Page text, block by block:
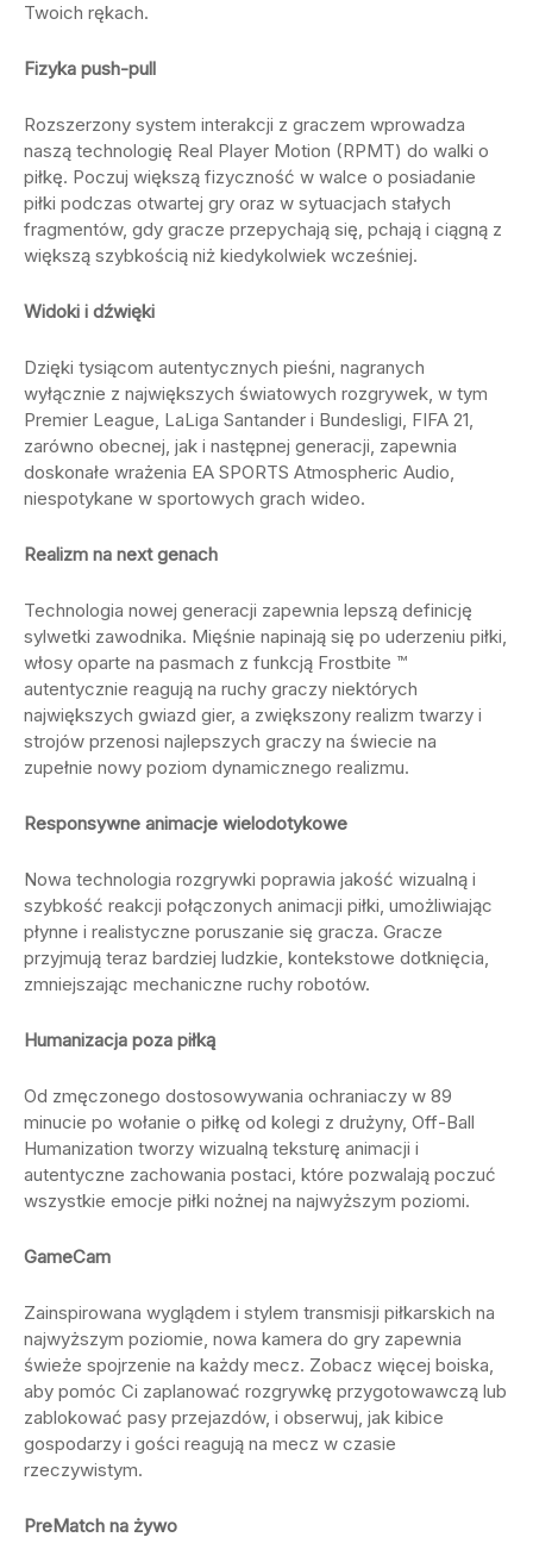
Twoich rękach.
Fizyka push-pull
Rozszerzony system interakcji z graczem wprowadza
naszą technologię Real Player Motion (RPMT) do walki o
piłkę. Poczuj większą fizyczność w walce o posiadanie
piłki podczas otwartej gry oraz w sytuacjach stałych
fragmentów, gdy gracze przepychają się, pchają i ciągną z
większą szybkością niż kiedykolwiek wcześniej.
Widoki i dźwięki
Dzięki tysiącom autentycznych pieśni, nagranych
wyłącznie z największych światowych rozgrywek, w tym
Premier League, LaLiga Santander i Bundesligi, FIFA 21,
zarówno obecnej, jak i następnej generacji, zapewnia
doskonałe wrażenia EA SPORTS Atmospheric Audio,
niespotykane w sportowych grach wideo.
Realizm na next genach
Technologia nowej generacji zapewnia lepszą definicję
sylwetki zawodnika. Mięśnie napinają się po uderzeniu piłki,
włosy oparte na pasmach z funkcją Frostbite ™
autentycznie reagują na ruchy graczy niektórych
największych gwiazd gier, a zwiększony realizm twarzy i
strojów przenosi najlepszych graczy na świecie na
zupełnie nowy poziom dynamicznego realizmu.
Responsywne animacje wielodotykowe
Nowa technologia rozgrywki poprawia jakość wizualną i
szybkość reakcji połączonych animacji piłki, umożliwiając
płynne i realistyczne poruszanie się gracza. Gracze
przyjmują teraz bardziej ludzkie, kontekstowe dotknięcia,
zmniejszając mechaniczne ruchy robotów.
Humanizacja poza piłką
Od zmęczonego dostosowywania ochraniaczy w 89
minucie po wołanie o piłkę od kolegi z drużyny, Off-Ball
Humanization tworzy wizualną teksturę animacji i
autentyczne zachowania postaci, które pozwalają poczuć
wszystkie emocje piłki nożnej na najwyższym poziomi.
GameCam
Zainspirowana wyglądem i stylem transmisji piłkarskich na
najwyższym poziomie, nowa kamera do gry zapewnia
świeże spojrzenie na każdy mecz. Zobacz więcej boiska,
aby pomóc Ci zaplanować rozgrywkę przygotowawczą lub
zablokować pasy przejazdów, i obserwuj, jak kibice
gospodarzy i gości reagują na mecz w czasie
rzeczywistym.
PreMatch na żywo